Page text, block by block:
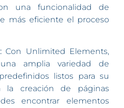
una funcionalidad de
más eficiente el proceso
Con Unlimited Elements,
amplia variedad de
listos para su
la creación de páginas
encontrar elementos